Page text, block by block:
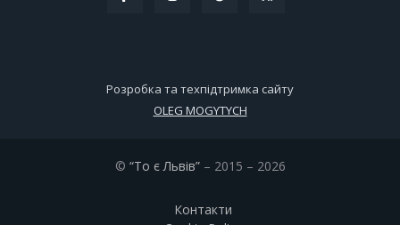
Розробка та техпідтримка сайту
OLEG MOGYTYCH
© “То є Львів”– 2015 – 2026
Контакти